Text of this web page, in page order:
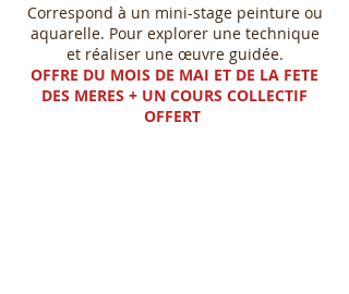
Correspond à un mini-stage peinture ou
aquarelle. Pour explorer une technique
et réaliser une œuvre guidée.
OFFRE DU MOIS DE MAI ET DE LA FETE
DES MERES + UN COURS COLLECTIF
OFFERT